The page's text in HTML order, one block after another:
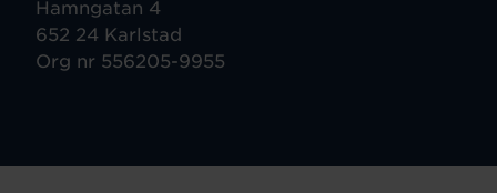
Hamngatan 4
652 24 Karlstad
Org nr 556205-9955